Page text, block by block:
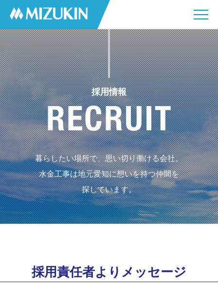
採用情報
暮らしたい場所で、思い切り働ける会社。
水金工事は地元愛知に想いを持つ仲間を
探しています。
採用責任者よりメッセージ